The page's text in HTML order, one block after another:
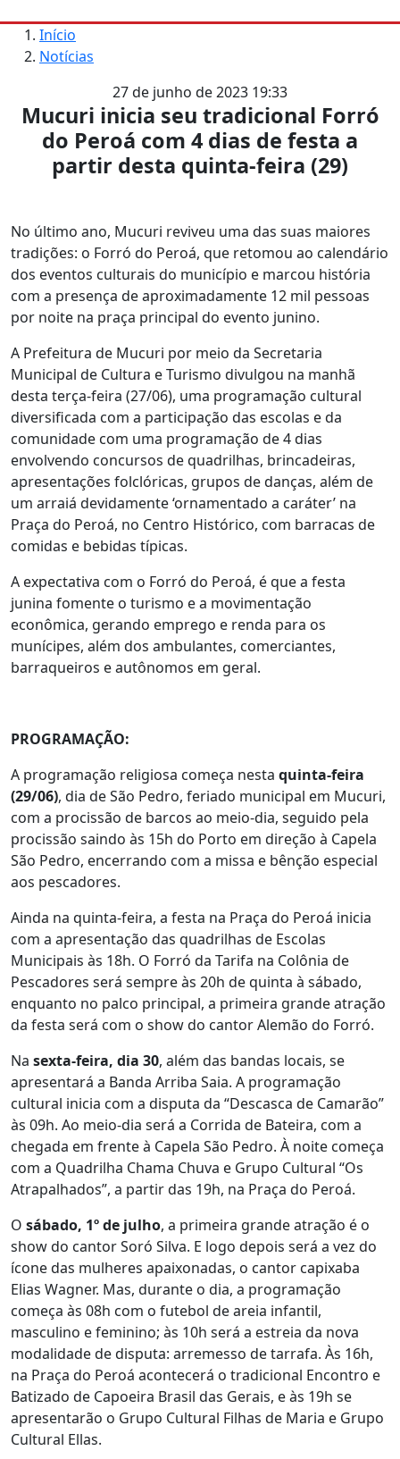
Início
Notícias
27 de junho de 2023 19:33
Mucuri inicia seu tradicional Forró
do Peroá com 4 dias de festa a
partir desta quinta-feira (29)
No último ano, Mucuri reviveu uma das suas maiores
tradições: o Forró do Peroá, que retomou ao calendário
dos eventos culturais do município e marcou história
com a presença de aproximadamente 12 mil pessoas
por noite na praça principal do evento junino.
A Prefeitura de Mucuri por meio da Secretaria
Municipal de Cultura e Turismo divulgou na manhã
desta terça-feira (27/06), uma programação cultural
diversificada com a participação das escolas e da
comunidade com uma programação de 4 dias
envolvendo concursos de quadrilhas, brincadeiras,
apresentações folclóricas, grupos de danças, além de
um arraiá devidamente ‘ornamentado a caráter’ na
Praça do Peroá, no Centro Histórico, com barracas de
comidas e bebidas típicas.
A expectativa com o Forró do Peroá, é que a festa
junina fomente o turismo e a movimentação
econômica, gerando emprego e renda para os
munícipes, além dos ambulantes, comerciantes,
barraqueiros e autônomos em geral.
PROGRAMAÇÃO:
A programação religiosa começa nesta quinta-feira
(29/06), dia de São Pedro, feriado municipal em Mucuri,
com a procissão de barcos ao meio-dia, seguido pela
procissão saindo às 15h do Porto em direção à Capela
São Pedro, encerrando com a missa e bênção especial
aos pescadores.
Ainda na quinta-feira, a festa na Praça do Peroá inicia
com a apresentação das quadrilhas de Escolas
Municipais às 18h. O Forró da Tarifa na Colônia de
Pescadores será sempre às 20h de quinta à sábado,
enquanto no palco principal, a primeira grande atração
da festa será com o show do cantor Alemão do Forró.
Na sexta-feira, dia 30, além das bandas locais, se
apresentará a Banda Arriba Saia. A programação
cultural inicia com a disputa da “Descasca de Camarão”
às 09h. Ao meio-dia será a Corrida de Bateira, com a
chegada em frente à Capela São Pedro. À noite começa
com a Quadrilha Chama Chuva e Grupo Cultural “Os
Atrapalhados”, a partir das 19h, na Praça do Peroá.
O sábado, 1º de julho, a primeira grande atração é o
show do cantor Soró Silva. E logo depois será a vez do
ícone das mulheres apaixonadas, o cantor capixaba
Elias Wagner. Mas, durante o dia, a programação
começa às 08h com o futebol de areia infantil,
masculino e feminino; às 10h será a estreia da nova
modalidade de disputa: arremesso de tarrafa. Às 16h,
na Praça do Peroá acontecerá o tradicional Encontro e
Batizado de Capoeira Brasil das Gerais, e às 19h se
apresentarão o Grupo Cultural Filhas de Maria e Grupo
Cultural Ellas.